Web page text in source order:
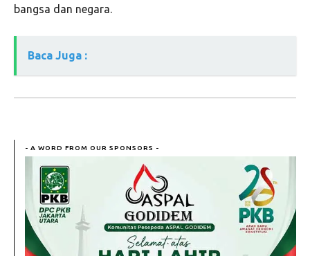
bangsa dan negara.
Baca Juga :
- A WORD FROM OUR SPONSORS -